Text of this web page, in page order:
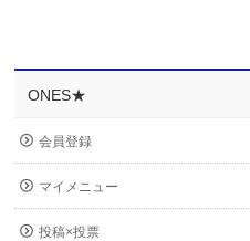
ONES★
会員登録
マイメニュー
投稿×投票